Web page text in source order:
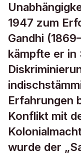
1947 zum
Gandhi
kämpfte er in
Erfahrungen
Konflikt mit
wurde der